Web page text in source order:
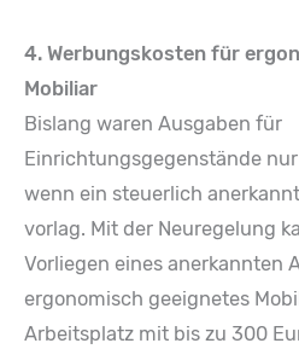
4. Werbungskosten für
Mobiliar
Bislang waren Ausgaben für
Einrichtungsgegenstände
wenn ein steuerlich
vorlag. Mit der Neuregelung
Vorliegen eines anerkannten
ergonomisch geeignetes
Arbeitsplatz mit bis zu 300